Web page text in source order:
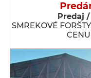
Predaj
SMREKOVÉ